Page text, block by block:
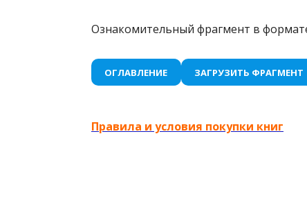
Ознакомительный фрагмент в
ОГЛАВЛЕНИЕ ЗАГРУЗИТЬ ФРАГМЕНТ
Правила и условия покупки книг